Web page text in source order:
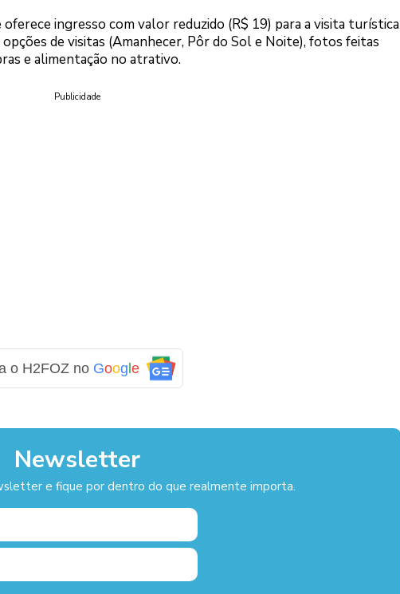
oferece ingresso com valor reduzido (R$ 19) para a visita turística
de visitas (Amanhecer, Pôr do Sol e Noite), fotos feitas
e alimentação no atrativo.
Publicidade
o H2FOZ no Google
Newsletter
e fique por dentro do que realmente importa.